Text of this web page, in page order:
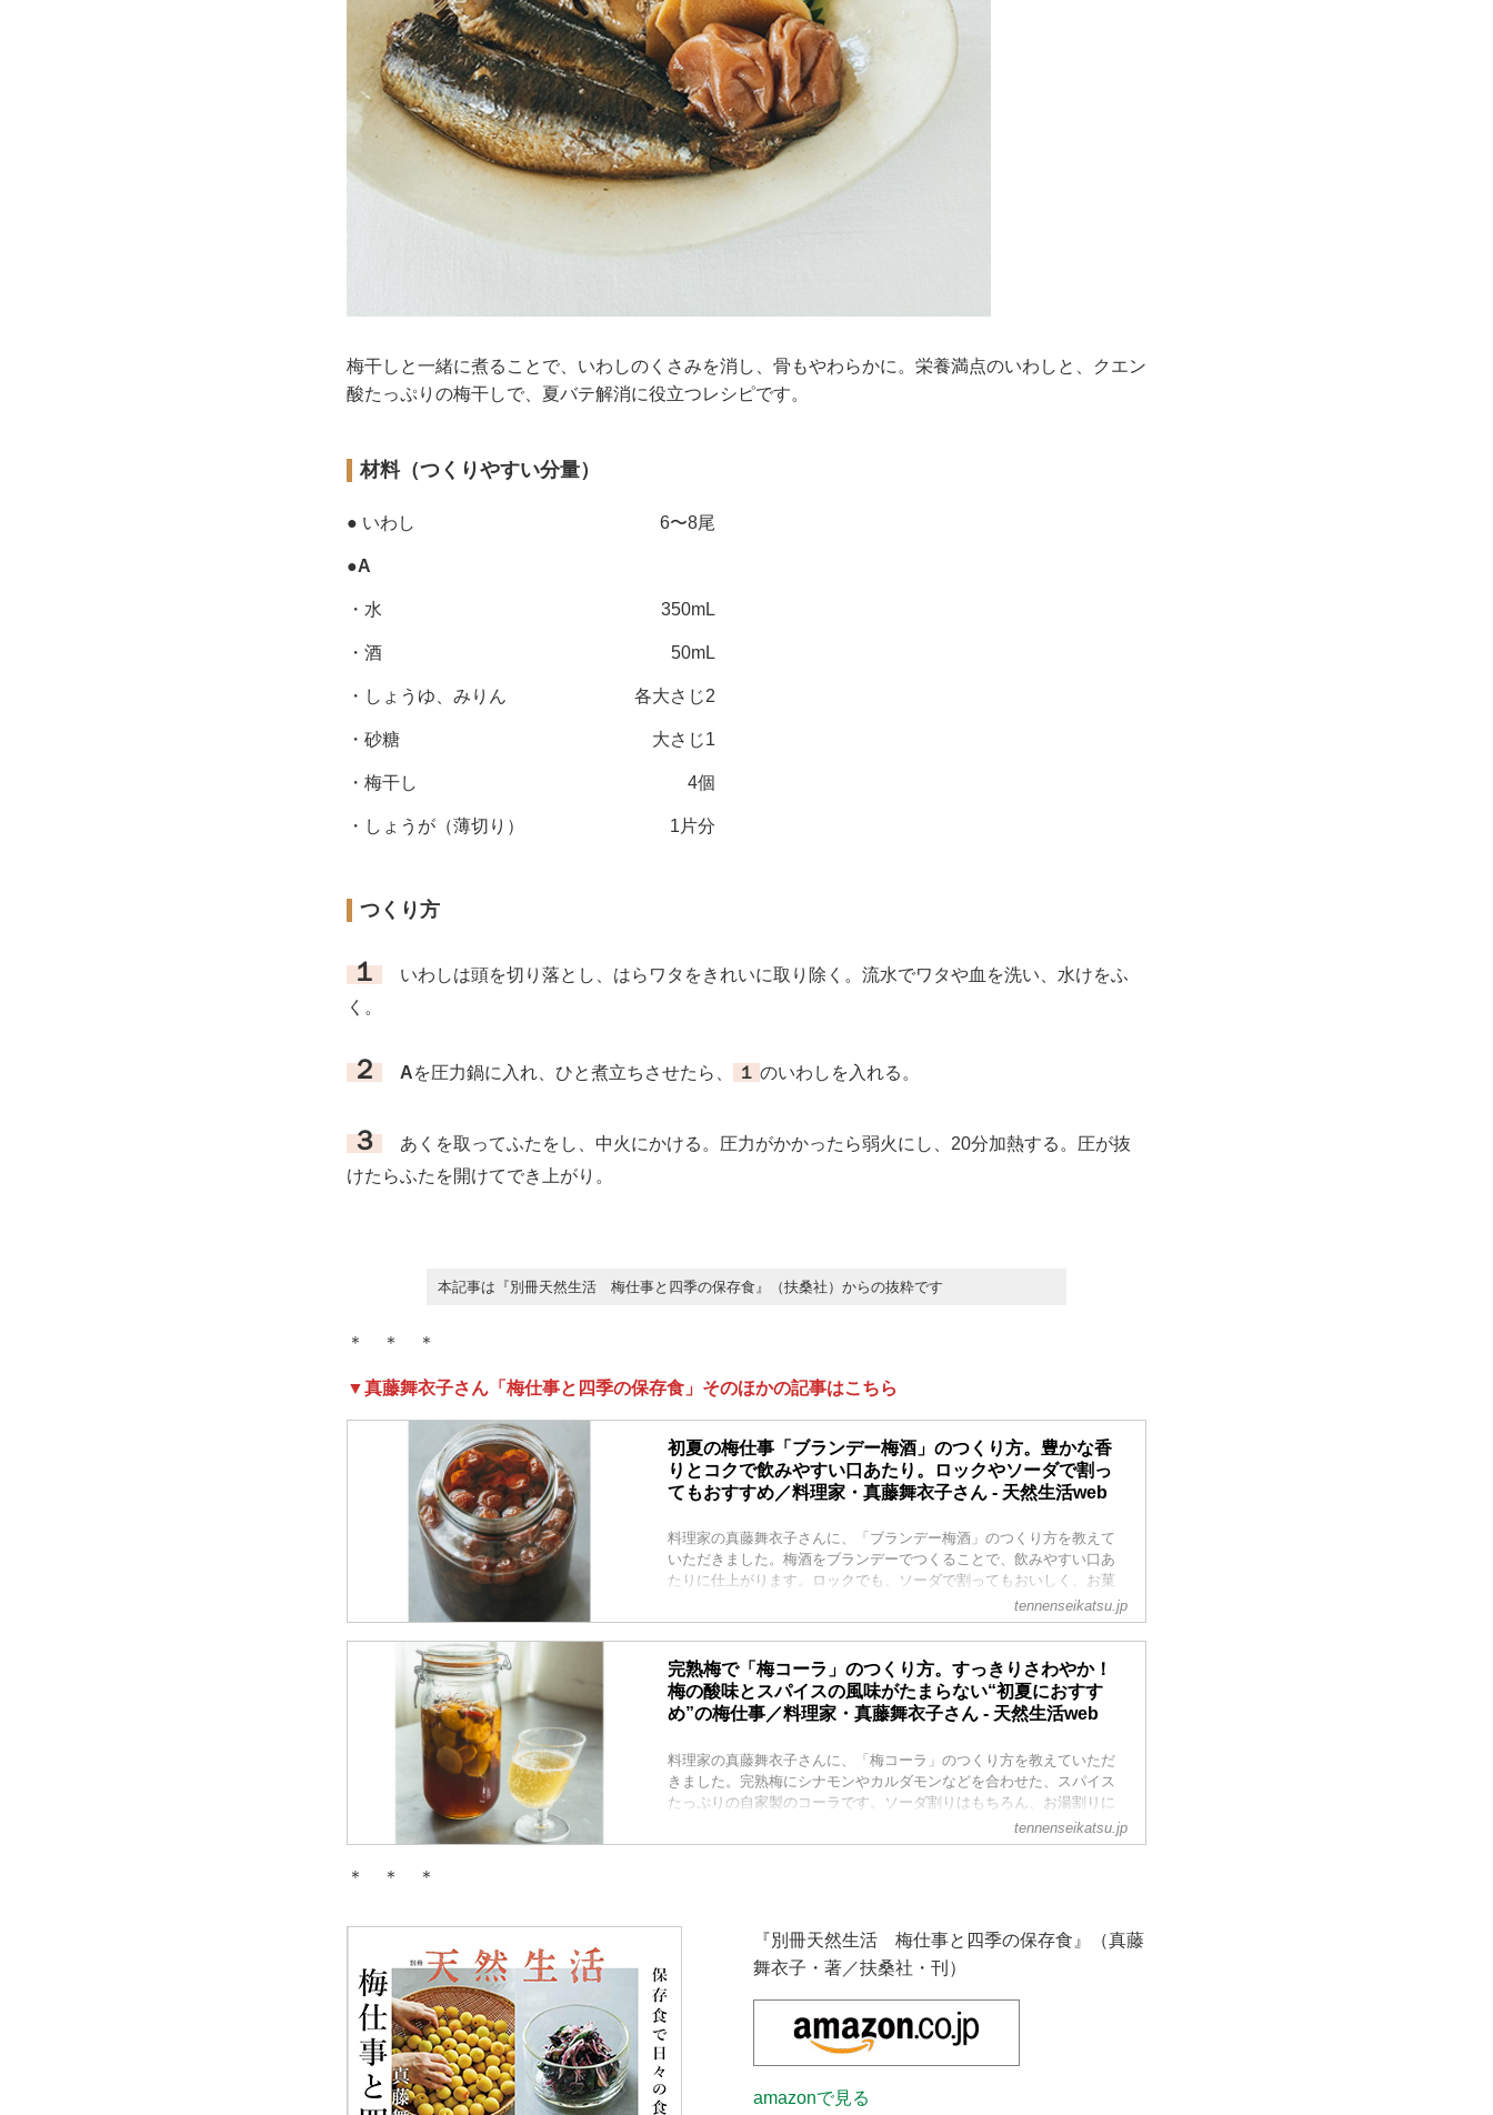
梅干しと一緒に煮ることで、いわしのくさみを消し、骨もやわらかに。栄養満点のいわしと、クエン
酸たっぷりの梅干しで、夏バテ解消に役立つレシピです。
材料（つくりやすい分量）
● いわし 6〜8尾
●A
・水 350mL
・酒 50mL
・しょうゆ、みりん 各大さじ2
・砂糖 大さじ1
・梅干し 4個
・しょうが（薄切り） 1片分
つくり方
１
いわしは頭を切り落とし、はらワタをきれいに取り除く。流水でワタや血を洗い、水けをふ
く。
２ Aを圧力鍋に入れ、ひと煮立ちさせたら、 １ のいわしを入れる。
３
あくを取ってふたをし、中火にかける。圧力がかかったら弱火にし、20分加熱する。圧が抜
けたらふたを開けてでき上がり。
本記事は『別冊天然生活 梅仕事と四季の保存食』（扶桑社）からの抜粋です
＊ ＊ ＊
▼真藤舞衣子さん「梅仕事と四季の保存食」そのほかの記事はこちら
初夏の梅仕事「ブランデー梅酒」のつくり方。豊かな香
りとコクで飲みやすい口あたり。ロックやソーダで割っ
てもおすすめ／料理家・真藤舞衣子さん - 天然生活web
料理家の真藤舞衣子さんに、「ブランデー梅酒」のつくり方を教えて
いただきました。梅酒をブランデーでつくることで、飲みやすい口あ
たりに仕上がります。ロックでも、ソーダで割ってもおいしく、お菓
子づくりの隠し味にするのもおすすめです。 （『別冊天然生活 梅仕事
と四季の保存食』より）
tennenseikatsu.jp
完熟梅で「梅コーラ」のつくり方。すっきりさわやか！
梅の酸味とスパイスの風味がたまらない“初夏におすす
め”の梅仕事／料理家・真藤舞衣子さん - 天然生活web
料理家の真藤舞衣子さんに、「梅コーラ」のつくり方を教えていただ
きました。完熟梅にシナモンやカルダモンなどを合わせた、スパイス
たっぷりの自家製のコーラです。ソーダ割りはもちろん、お湯割りに
しても。さまざまな飲み方で楽しめます。 （『別冊天然生活 梅仕事と
四季の保存食』より）
tennenseikatsu.jp
＊ ＊ ＊
『別冊天然生活 梅仕事と四季の保存食』（真藤
舞衣子・著／扶桑社・刊）
amazonで見る